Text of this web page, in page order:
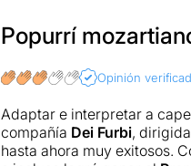
Popurrí
Opinión
Adaptar e interpretar a
compañía Dei Furbi,
hasta ahora muy exitosos.